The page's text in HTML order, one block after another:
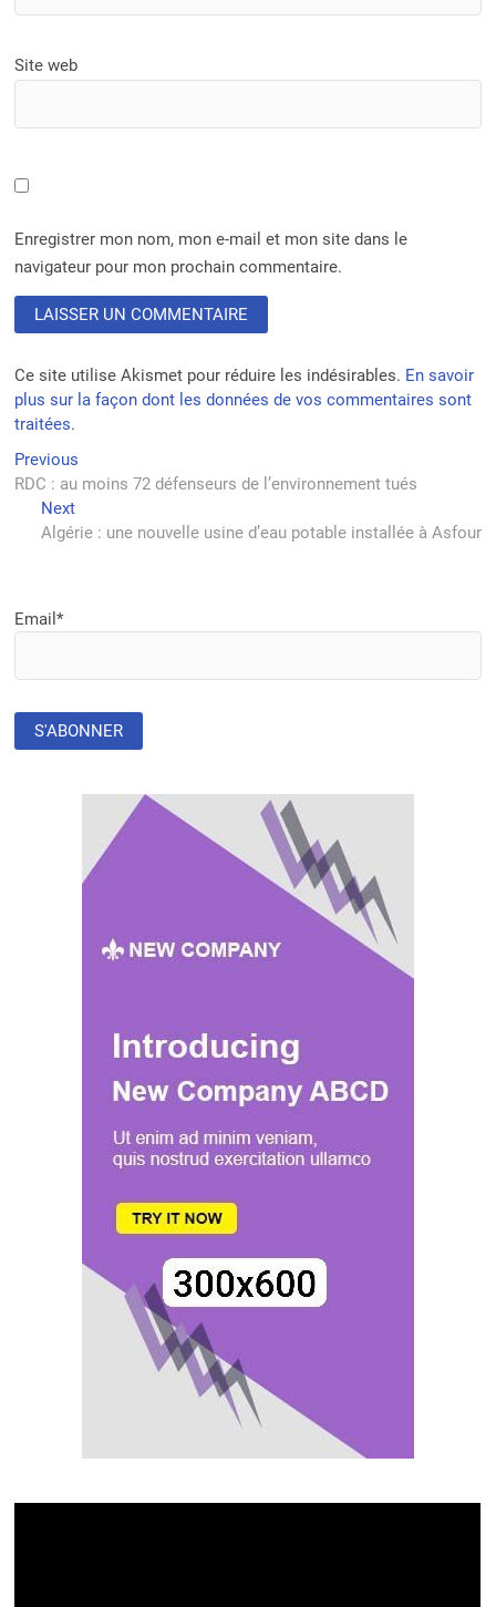
Site web
Enregistrer mon nom, mon e-mail et mon site dans le
navigateur pour mon prochain commentaire.
Ce site utilise Akismet pour réduire les indésirables. En savoir
plus sur la façon dont les données de vos commentaires sont
traitées.
Navigation
de
l’article
Previous
post:
RDC : au moins 72 défenseurs de l’environnement tués
NextNext
post:
Algérie : une nouvelle usine d’eau potable installée à Asfour
Email*